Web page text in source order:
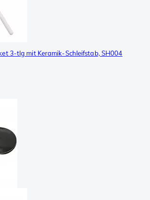
3-tlg mit Keramik-Schleifstab, SH004